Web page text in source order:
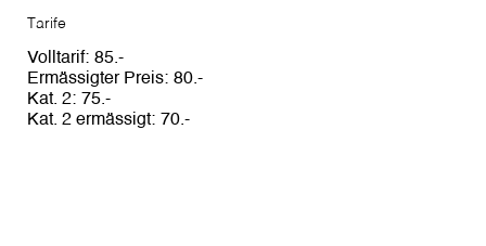
Tarife
Volltarif 85
Ermässigter Preis 80
Kat. 2
75
Kat. 2 ermässigt
70